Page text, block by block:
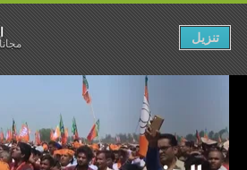
الروح - مجاناً تنزيل